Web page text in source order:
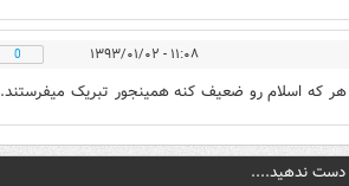
۱۱:۰۸ - ۱۳۹۳/۰۱/۰۲ 0
هر که اسلام رو ضعیف کنه همینجور تبریک میفرستند.
دست ندهید....